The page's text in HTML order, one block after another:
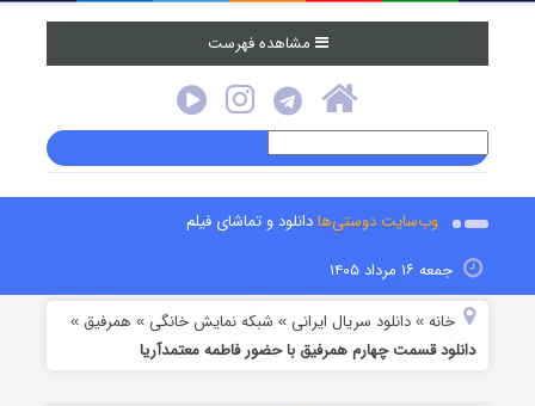
مشاهده فهرست
وب‌سایت دوستی‌هادانلود و تماشای فیلم
جمعه ۱۶ مرداد ۱۴۰۵
خانه »دانلود سریال ایرانی » شبکه نمایش خانگی » همرفیق »
دانلود قسمت چهارم همرفیق با حضور فاطمه معتمدآریا